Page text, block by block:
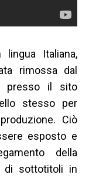
lingua Italiana,
rimossa dal
presso il sito
stesso per
Ciò
esposto e
della
di sottotitoli in